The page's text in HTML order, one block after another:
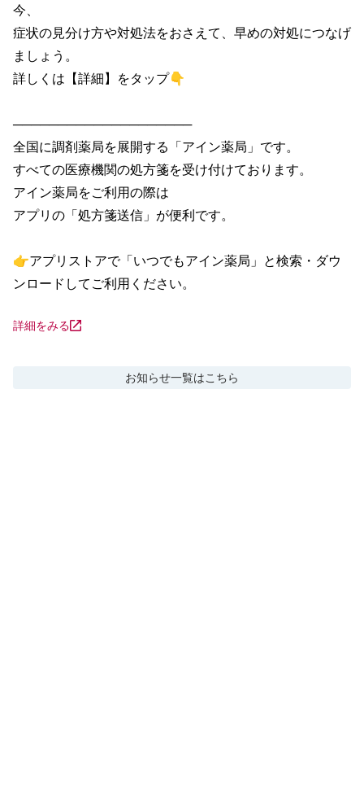
今、
症状の見分け方や対処法をおさえて、早めの対処につなげ
ましょう。
詳しくは【詳細】をタップ👇
────────────────────
全国に調剤薬局を展開する「アイン薬局」です。
すべての医療機関の処方箋を受け付けております。
アイン薬局をご利用の際は
アプリの「処方箋送信」が便利です。
👉アプリストアで「いつでもアイン薬局」と検索・ダウ
ンロードしてご利用ください。
詳細をみる
お知らせ一覧はこちら